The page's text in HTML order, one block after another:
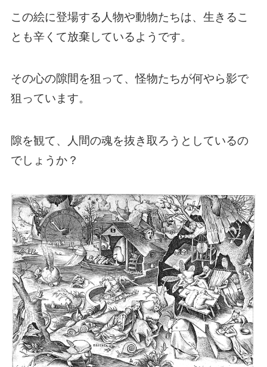
この絵に登場する人物や動物たちは、生きるこ
とも辛くて放棄しているようです。
その心の隙間を狙って、怪物たちが何やら影で
狙っています。
隙を観て、人間の魂を抜き取ろうとしているの
でしょうか？